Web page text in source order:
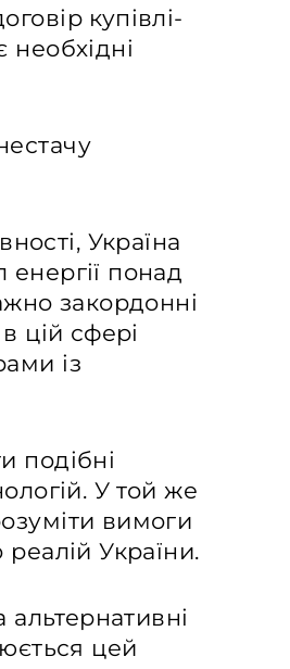
купівлі-
Україна
понад
закордонні
цій сфері
із
подібні
У той же
вимоги
України.
цей